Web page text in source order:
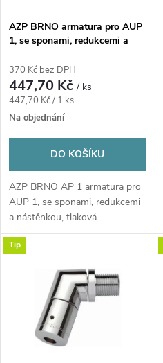
p
r
o
d
u
k
t
s
p
r
o
u
k
t
AZP BRNO armatura pro AUP
1, se sponami, redukcemi a
370 Kč bez DPH
447,70 Kč/ ks
Měrná
cena:
447,70 Kč / 1 ks
Na objednání
DO KOŠÍKU
AZP BRNO AP 1 armatura pro
AUP 1, se sponami, redukcemi
a nástěnkou, tlaková -
příslušenství k...
Tip